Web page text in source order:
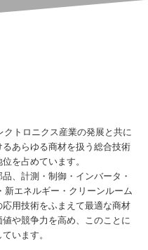
トロニクス産業の発展と共に
あらゆる商材を扱う総合技術
を占めています。
、計測・制御・インバータ・
新エネルギー・クリーンルーム
用技術をふまえて最適な商材
や競争力を高め、このことに
います。